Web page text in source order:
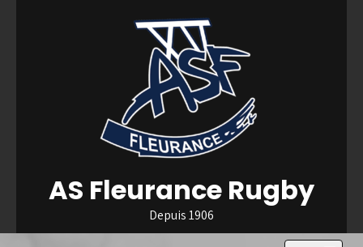
AS Fleurance Rugby
Depuis 1906